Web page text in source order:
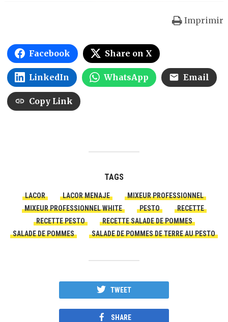
Imprimir
Facebook Share on X
LinkedIn WhatsApp Email
Copy Link
TAGS
LACOR LACOR MENAJE
MIXEUR PROFESSIONNEL
MIXEUR PROFESSIONNEL WHITE
PESTO
RECETTE
RECETTE PESTO
RECETTE SALADE DE POMMES
SALADE DE POMMES
SALADE DE POMMES DE TERRE AU PESTO
TWEET
SHARE